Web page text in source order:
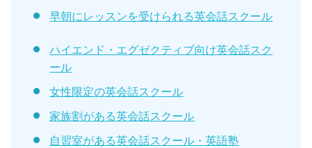
早朝にレッスンを受けられる英会話スクール
ハイエンド・エグゼクティブ向け英会話スク
ール
女性限定の英会話スクール
家族割がある英会話スクール
自習室がある英会話スクール・英語塾